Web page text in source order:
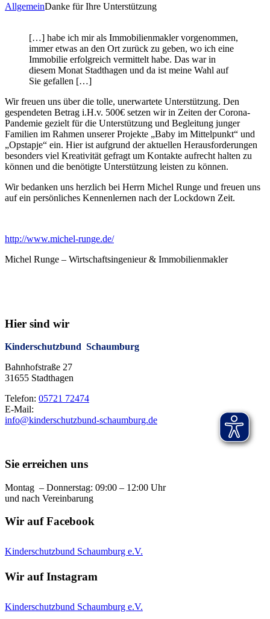
AllgemeinDanke für Ihre Unterstützung
[…] habe ich mir als Immobilienmakler vorgenommen,
immer etwas an den Ort zurück zu geben, wo ich eine
Immobilie erfolgreich vermittelt habe. Das war in
diesem Monat Stadthagen und da ist meine Wahl auf
Sie gefallen […]
Wir freuen uns über die tolle, unerwartete Unterstützung. Den
gespendeten Betrag i.H.v. 500€ setzen wir in Zeiten der Corona-
Pandemie gezielt für die Unterstützung und Begleitung junger
Familien im Rahmen unserer Projekte „Baby im Mittelpunkt“ und
„Opstapje“ ein. Hier ist aufgrund der aktuellen Herausforderungen
besonders viel Kreativität gefragt um Kontakte aufrecht halten zu
können und die benötigte Unterstützung leisten zu können.
Wir bedanken uns herzlich bei Herrn Michel Runge und freuen uns
auf ein persönliches Kennenlernen nach der Lockdown Zeit.
http://www.michel-runge.de/
Michel Runge – Wirtschaftsingenieur & Immobilienmakler
Hier sind wir
Kinderschutzbund Schaumburg
Bahnhofstraße 27
31655 Stadthagen
Telefon: 05721 72474
E-Mail:
info@kinderschutzbund-schaumburg.de
Sie erreichen uns
Montag – Donnerstag: 09:00 – 12:00 Uhr
und nach Vereinbarung
Wir auf Facebook
Kinderschutzbund Schaumburg e.V.
Wir auf Instagram
Kinderschutzbund Schaumburg e.V.